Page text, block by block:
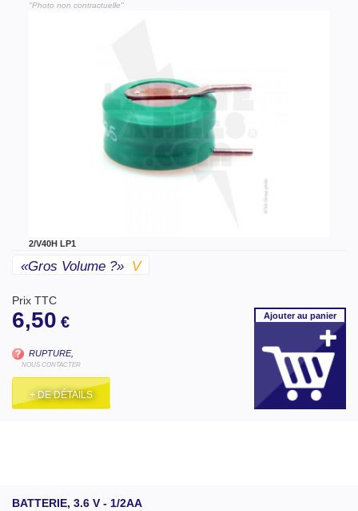
"Photo non contractuelle"
2/V40H LP1
«gros Volume ?» V
Prix TTC
6,50 €
RUPTURE,
NOUS CONTACTER
+ DE DÉTAILS
Ajouterau panier
BATTERIE, 3.6 V - 1/2AA